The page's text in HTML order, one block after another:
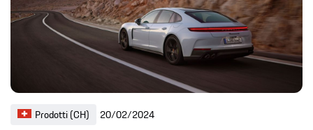
Prodotti (CH) 20/02/2024